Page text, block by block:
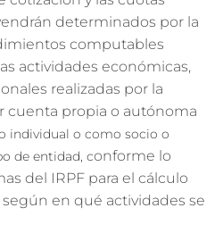
determinados por la
computables
actividades económicas,
realizadas por la
cuenta propia o autónoma
individual o como socio o
de entidad, conforme lo
del IRPF para el cálculo
en qué actividades se